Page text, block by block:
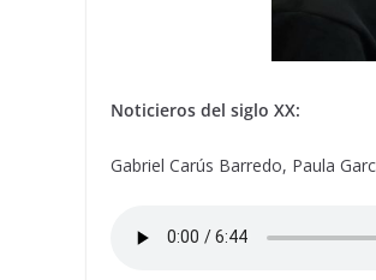
Noticieros del siglo XX:
Gabriel Carús Barredo, Paula